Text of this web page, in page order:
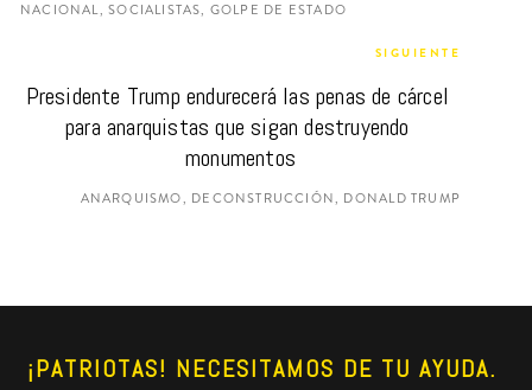
NACIONAL, SOCIALISTAS, GOLPE DE ESTADO
SIGUIENTE
Presidente Trump endurecerá las penas de cárcel
para anarquistas que sigan destruyendo
monumentos
ANARQUISMO, DECONSTRUCCIÓN, DONALD TRUMP
¡PATRIOTAS! NECESITAMOS DE TU AYUDA.